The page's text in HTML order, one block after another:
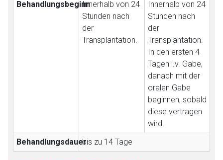
BehandlungsbeginnInnerhalb von 24
Stunden nach
der
Transplantation.
Innerhalb von 24
Stunden nach
der
Transplantation.
In den ersten 4
Tagen i.v. Gabe,
danach mit der
oralen Gabe
beginnen, sobald
diese vertragen
wird.
Behandlungsdauerbis zu 14 Tage